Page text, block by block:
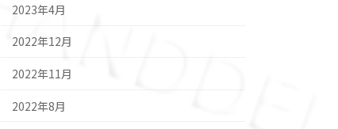
2023年4月
2022年12月
2022年11月
2022年8月